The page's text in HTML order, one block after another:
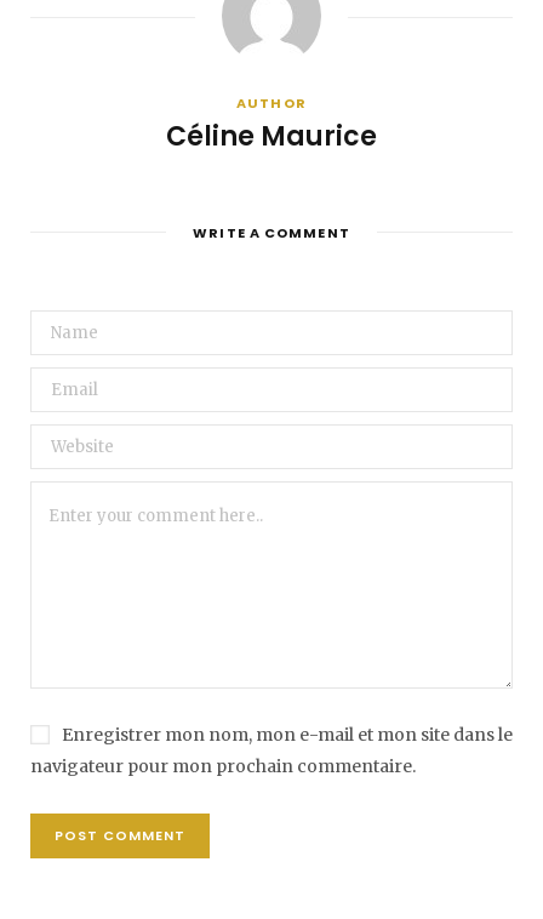
AUTHOR
Céline Maurice
WRITE A COMMENT
Enregistrer mon nom, mon e-mail et mon site dans le
navigateur pour mon prochain commentaire.